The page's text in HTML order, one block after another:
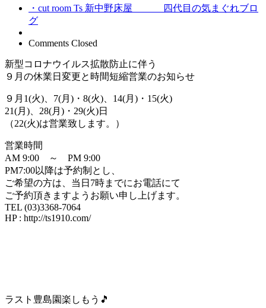
・cut room Ts 新中野床屋 四代目の気まぐれブロ
グ
Comments Closed
新型コロナウイルス拡散防止に伴う
９月の休業日変更と時間短縮営業のお知らせ
９月1(火)、7(月)・8(火)、14(月)・15(火)
21(月)、28(月)・29(火)日
（22(火)は営業致します。）
営業時間
AM 9:00 ～ PM 9:00
PM7:00以降は予約制とし、
ご希望の方は、当日7時までにお電話にて
ご予約頂きますようお願い申し上げます。
TEL (03)3368-7064
HP : http://ts1910.com/
ラスト豊島園楽しもう🎵